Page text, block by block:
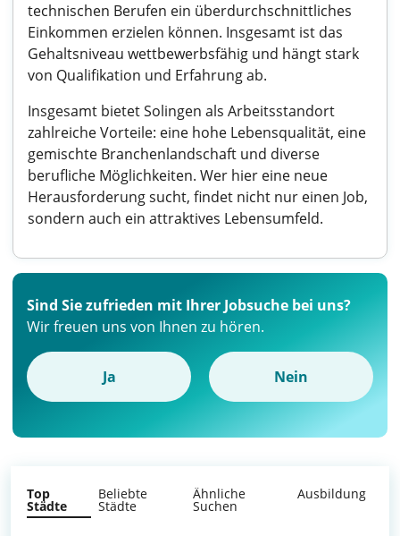
technischen Berufen ein überdurchschnittliches
Einkommen erzielen können. Insgesamt ist das
Gehaltsniveau wettbewerbsfähig und hängt stark
von Qualifikation und Erfahrung ab.
Insgesamt bietet Solingen als Arbeitsstandort
zahlreiche Vorteile: eine hohe Lebensqualität, eine
gemischte Branchenlandschaft und diverse
berufliche Möglichkeiten. Wer hier eine neue
Herausforderung sucht, findet nicht nur einen Job,
sondern auch ein attraktives Lebensumfeld.
Sind Sie zufrieden mit Ihrer Jobsuche bei uns?
Wir freuen uns von Ihnen zu hören.
Ja Nein
Top
Städte
Beliebte
Städte
Ähnliche
Suchen
Ausbildung